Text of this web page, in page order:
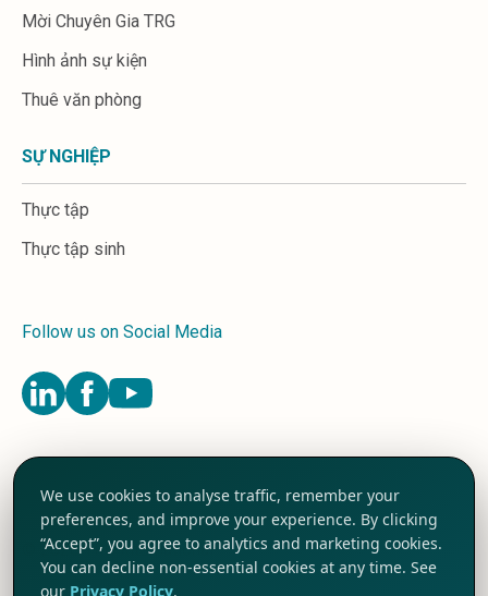
Mời Chuyên Gia TRG
Hình ảnh sự kiện
Thuê văn phòng
SỰ NGHIỆP
Thực tập
Thực tập sinh
Follow us on Social Media
Terms and Conditions
Privacy Policy
Cookie Preferences
2026TRG International
We use cookies to analyse traffic, remember your
preferences, and improve your experience. By clicking
“Accept”, you agree to analytics and marketing cookies.
You can decline non-essential cookies at any time. See
our Privacy Policy.